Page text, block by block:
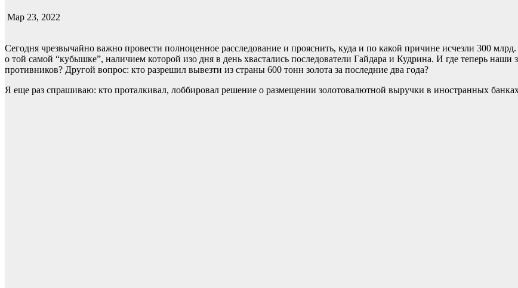
Мар 23, 2022
Сегодня чрезвычайно важно провести полноценное расследование и прояснить, куда и по какой причине исчезли 300
о той самой “кубышке”, наличием которой изо дня в день хвастались последователи Гайдара и Кудрина. И где теперь
противников? Другой вопрос: кто разрешил вывезти из страны 600 тонн золота за последние два года?
Я еще раз спрашиваю: кто проталкивал, лоббировал решение о размещении золотовалютной выручки в иностранных